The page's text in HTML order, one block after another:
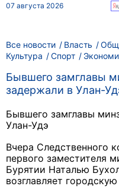
07 августа 2026
Все новости Власть
Культура Спорт
Бывшего замглавы
задержали в Улан-
Бывшего замглавы
Улан-Удэ
Вчера Следственного
первого заместителя
Бурятии Наталью
возглавляет